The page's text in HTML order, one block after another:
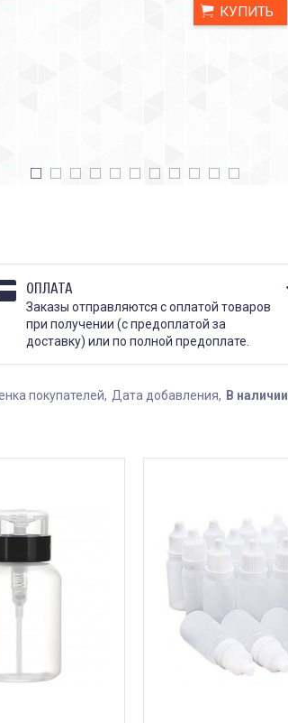
КУПИТЬ
ОПЛАТА
Заказы отправляются с оплатой товаров
при получении (с предоплатой за
доставку) или по полной предоплате.
покупателей Дата добавления В наличии